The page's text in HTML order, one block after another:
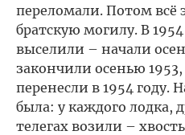
переломали. Потом всё
братскую могилу. В
выселили – начали
закончили осенью
перенесли в 1954 году.
была: у каждого лодка,
телегах возили –